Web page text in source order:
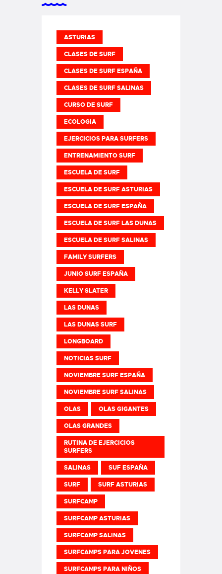
ASTURIAS
CLASES DE SURF
CLASES DE SURF ESPAÑA
CLASES DE SURF SALINAS
CURSO DE SURF
ECOLOGIA
EJERCICIOS PARA SURFERS
ENTRENAMIENTO SURF
ESCUELA DE SURF
ESCUELA DE SURF ASTURIAS
ESCUELA DE SURF ESPAÑA
ESCUELA DE SURF LAS DUNAS
ESCUELA DE SURF SALINAS
FAMILY SURFERS
JUNIO SURF ESPAÑA
KELLY SLATER
LAS DUNAS
LAS DUNAS SURF
LONGBOARD
NOTICIAS SURF
NOVIEMBRE SURF ESPAÑA
NOVIEMBRE SURF SALINAS
OLAS OLAS GIGANTES
OLAS GRANDES
RUTINA DE EJERCICIOS
SURFERS
SALINAS SUF ESPAÑA
SURF SURF ASTURIAS
SURFCAMP
SURFCAMP ASTURIAS
SURFCAMP SALINAS
SURFCAMPS PARA JOVENES
SURFCAMPS PARA NIÑOS